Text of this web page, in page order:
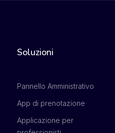
Soluzioni
Pannello Amministrativo
App di prenotazione
Applicazione per